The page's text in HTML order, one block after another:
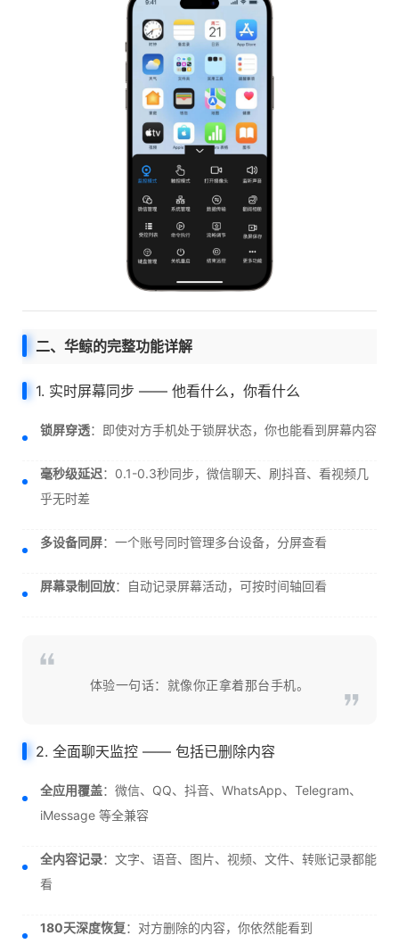
二、华鲸的完整功能详解
1. 实时屏幕同步 —— 他看什么，你看什么
锁屏穿透：即使对方手机处于锁屏状态，你也能看到屏幕内容
毫秒级延迟：0.1-0.3秒同步，微信聊天、刷抖音、看视频几
乎无时差
多设备同屏：一个账号同时管理多台设备，分屏查看
屏幕录制回放：自动记录屏幕活动，可按时间轴回看
体验一句话：就像你正拿着那台手机。
2. 全面聊天监控 —— 包括已删除内容
全应用覆盖：微信、QQ、抖音、WhatsApp、Telegram、
iMessage 等全兼容
全内容记录：文字、语音、图片、视频、文件、转账记录都能
看
180天深度恢复：对方删除的内容，你依然能看到